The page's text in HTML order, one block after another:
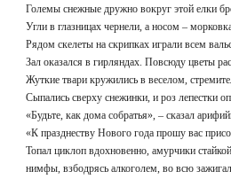
Големы снежные дружно вокруг этой елки
Угли в глазницах чернели, а носом –
Рядом скелеты на скрипках играли всем
Зал оказался в гирляндах. Повсюду цветы
Жуткие твари кружились в веселом,
Сыпались сверху снежинки, и роз лепестки
«Будьте, как дома собратья», – сказал
«К празднеству Нового года прошу вас
Топал циклоп вдохновенно, амурчики
нимфы, взбодрясь алкоголем, во всю